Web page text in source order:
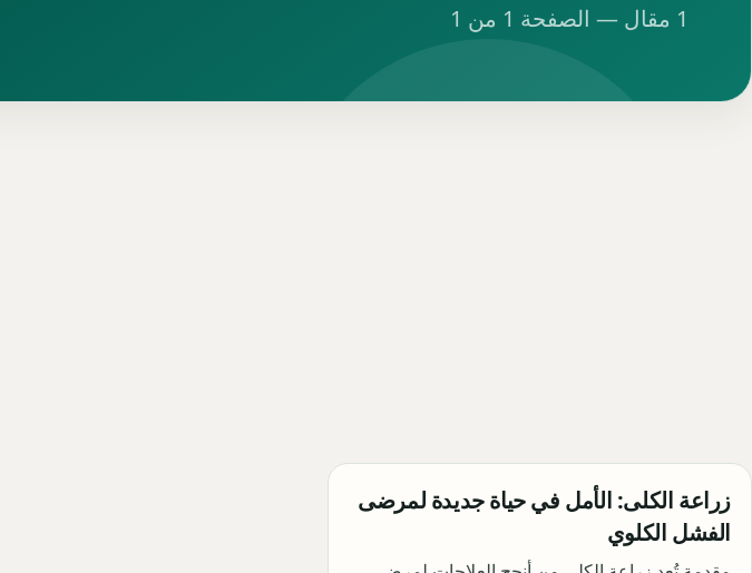
1 مقال — الصفحة 1 من 1
زراعة الكلى: الأمل في حياة جديدة لمرضى
الفشل الكلوي